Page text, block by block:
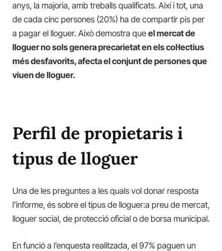
anys, la majoria, amb treballs qualificats. Així i tot, una
de cada cinc persones (20%) ha de compartir pis per
a pagar el lloguer. Això demostra que el mercat de
lloguer no sols genera precarietat en els col·lectius
més desfavorits, afecta el conjunt de persones que
viuen de lloguer.
Perfil de propietaris i
tipus de lloguer
Una de les preguntes a les quals vol donar resposta
l’informe, és sobre el tipus de lloguer:a preu de mercat,
lloguer social, de protecció oficial o de borsa municipal.
En funció a l’enquesta realitzada, el 97% paguen un